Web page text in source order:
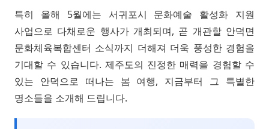
특히 올해 5월에는 서귀포시 문화예술 활성화 지원
사업으로 다채로운 행사가 개최되며, 곧 개관할 안덕면
문화체육복합센터 소식까지 더해져 더욱 풍성한 경험을
기대할 수 있습니다. 제주도의 진정한 매력을 경험할 수
있는 안덕으로 떠나는 봄 여행, 지금부터 그 특별한
명소들을 소개해 드립니다.